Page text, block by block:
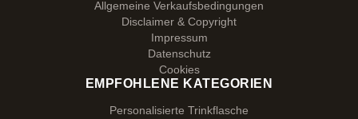
Allgemeine Verkaufsbedingungen
Disclaimer & Copyright
Impressum
Datenschutz
Cookies
EMPFOHLENE KATEGORIEN
Personalisierte Trinkflasche